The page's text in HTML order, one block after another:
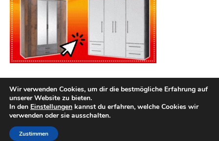
2026 kuechenutensilien.net ©
Ashe Theme von
Wir verwenden Cookies, um dir die bestmögliche Erfahrung auf
unserer Website zu bieten.
In den Einstellungen kannst du erfahren, welche Cookies wir
verwenden oder sie ausschalten.
Zustimmen